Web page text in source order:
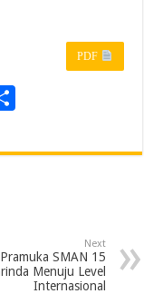
PDF
a
Next
SMAN 15
Menuju Level
Internasional